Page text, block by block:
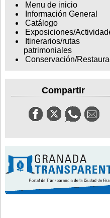
Menu de inicio
Información General
Catálogo
Exposiciones/
Itinerarios/rutas
patrimoniales
Conservación/
Compartir